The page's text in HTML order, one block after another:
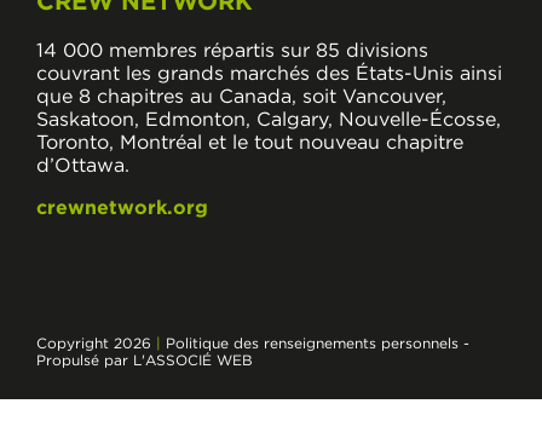
14 000 membres répartis sur 85 divisions
couvrant les grands marchés des États-Unis ainsi
que 8 chapitres au Canada, soit Vancouver,
Saskatoon, Edmonton, Calgary, Nouvelle-Écosse,
Toronto, Montréal et le tout nouveau chapitre
d’Ottawa.
crewnetwork.org
Copyright 2026 Politique des renseignements personnels -
Propulsé par L'ASSOCIÉ WEB